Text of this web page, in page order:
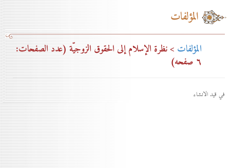
المؤلفات
المؤلفات> نظرة الإسلام إلى الحقوق الزوجيّة (عدد الصفحات:
٦ صفحه)
في قيد الانشاء